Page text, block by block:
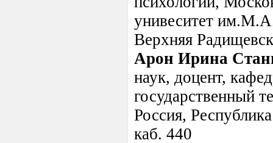
унивеситет
Верхняя
Арон Ирина
наук, доцент,
государственный
Россия,
каб. 440